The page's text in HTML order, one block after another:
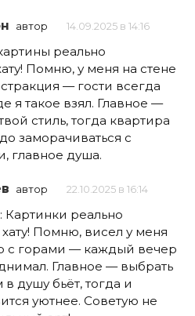
автор 14.09.2025 в 14:16
реально
Помню, у меня на стене
— гости всегда
я такое взял. Главное —
стиль, тогда квартира
заморачиваться с
главное душа.
автор 22.10.2025 в 16:14
Картинки реально
Помню, висел у меня
с горами — каждый вечер
Главное — выбрать
в душу бьёт, тогда и
уютнее. Советую не